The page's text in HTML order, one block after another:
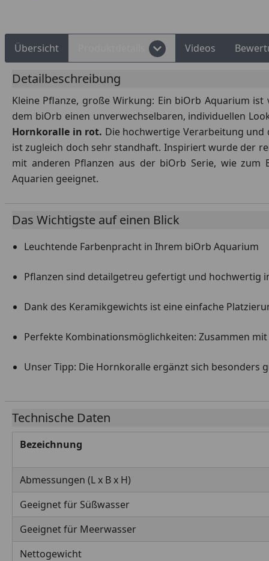
Youtube-
Übersicht Videos
Detailbeschreibung
Kleine Pflanze, große Wirkung: Ein biOrb Aquarium
dem biOrb einen unverwechselbaren, individuellen
Hornkoralle in rot. Die hochwertige Verarbeitung und
ist zugleich doch sehr standhaft. Inspiriert wurde der
mit anderen Pflanzen aus der biOrb Serie, wie zum
Aquarien geeignet.
Das Wichtigste auf einen Blick
Leuchtende Farbenpracht in Ihrem biOrb Aquarium
Pflanzen sind detailgetreu gefertigt und hochwertig
Dank des Keramikgewichts ist eine einfache
Perfekte Kombinationsmöglichkeiten: Zusammen
Unser Tipp: Die Hornkoralle ergänzt sich besonders
Technische Daten
Bezeichnung
Abmessungen (L x B x H)
Geeignet für Süßwasser
Geeignet für Meerwasser
Nettogewicht